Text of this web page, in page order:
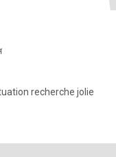
recherche jolie